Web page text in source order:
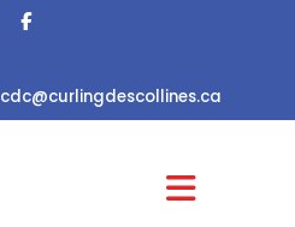
cdc@curlingdescollines.ca